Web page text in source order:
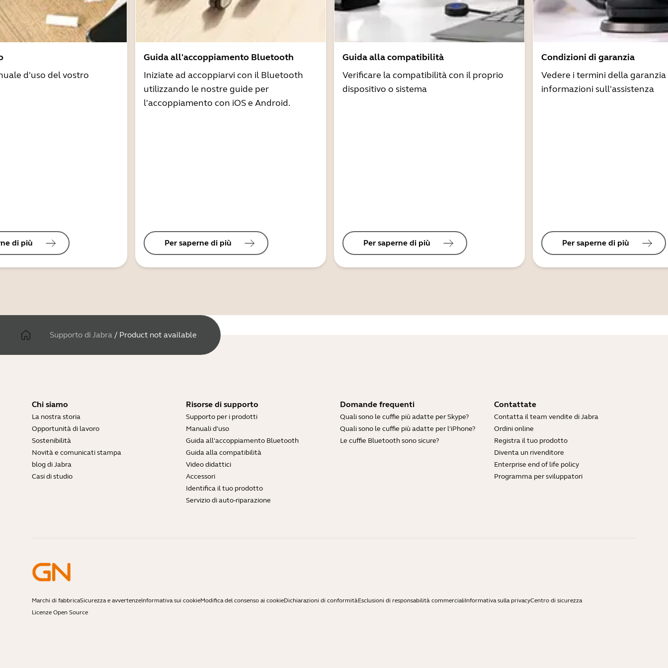
d'uso del vostro
di più
Guida all'accoppiamento Bluetooth
Iniziate ad accoppiarvi con il Bluetooth
utilizzando le nostre guide per
l'accoppiamento con iOS e Android.
Per saperne di più
Guida alla compatibilità
Verificare la compatibilità con il proprio
dispositivo o sistema
Per saperne di più
Condizioni di garanzia
Vedere i termini della garanzia
informazioni sull'assistenza
Per saperne di più
Supporto di Jabra / Product not available
Chi siamo
La nostra storia
Opportunità di lavoro
Sostenibilità
Novità e comunicati stampa
blog di Jabra
Casi di studio
Risorse di supporto
Supporto per i prodotti
Manuali d'uso
Guida all'accoppiamento Bluetooth
Guida alla compatibilità
Video didattici
Accessori
Identifica il tuo prodotto
Servizio di auto-riparazione
Domande frequenti
Quali sono le cuffie più adatte per Skype?
Quali sono le cuffie più adatte per l'iPhone?
Le cuffie Bluetooth sono sicure?
Contattate
Contatta il team vendite di Jabra
Ordini online
Registra il tuo prodotto
Diventa un rivenditore
Enterprise end of life policy
Programma per sviluppatori
Marchi di fabbricaSicurezza e avvertenzeInformativa sui cookieModifica del consenso ai cookieDichiarazioni di conformitàEsclusioni di responsabilità commercialiInformativa sulla privacyCentro di sicurezza
Licenze Open Source